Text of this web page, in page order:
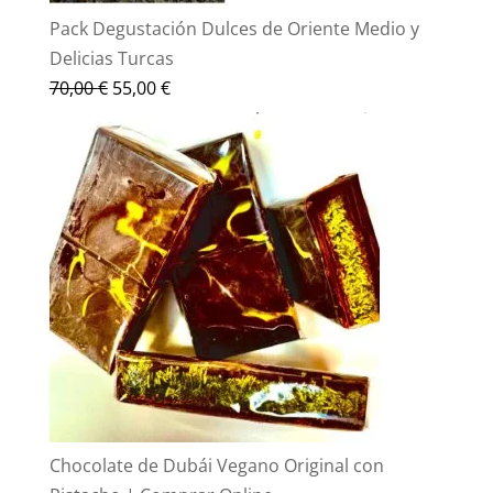
Pack Degustación Dulces de Oriente Medio y
Delicias Turcas
70,00€ El
original
era:
70,00 €.
55,00€El
actual
es:
55,00 €.
Chocolate de Dubái Vegano Original con